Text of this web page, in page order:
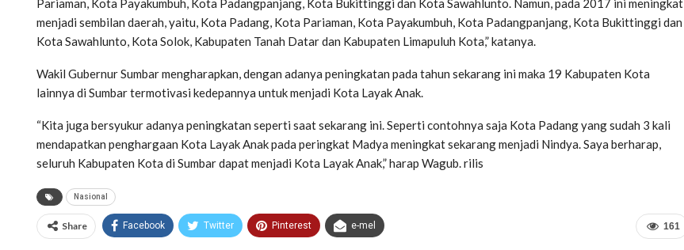
Pariaman, Kota Payakumbuh, Kota Padangpanjang, Kota Bukittinggi dan Kota Sawahlunto. Namun, pada 2017 ini meningkat
menjadi sembilan daerah, yaitu, Kota Padang, Kota Pariaman, Kota Payakumbuh, Kota Padangpanjang, Kota Bukittinggi dan
Kota Sawahlunto, Kota Solok, Kabupaten Tanah Datar dan Kabupaten Limapuluh Kota,” katanya.
Wakil Gubernur Sumbar mengharapkan, dengan adanya peningkatan pada tahun sekarang ini maka 19 Kabupaten Kota
lainnya di Sumbar termotivasi kedepannya untuk menjadi Kota Layak Anak.
“Kita juga bersyukur adanya peningkatan seperti saat sekarang ini. Seperti contohnya saja Kota Padang yang sudah 3 kali
mendapatkan penghargaan Kota Layak Anak pada peringkat Madya meningkat sekarang menjadi Nindya. Saya berharap,
seluruh Kabupaten Kota di Sumbar dapat menjadi Kota Layak Anak,” harap Wagub. rilis
Nasional
161
Share Facebook Twitter Pinterest e-mel